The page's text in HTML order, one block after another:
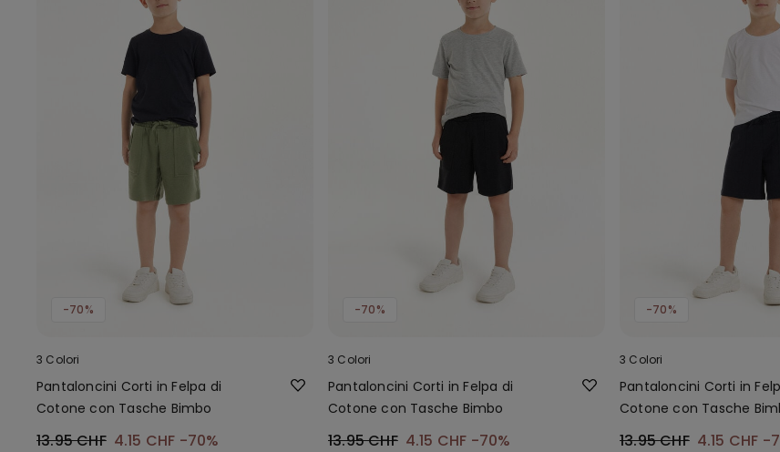
-70%
3 Colori
Pantaloncini Corti in Felpa di
Cotone con Tasche Bimbo
13.95 CHF 4.15 CHF -70%
-70%
3 Colori
Pantaloncini Corti in Felpa di
Cotone con Tasche Bimbo
13.95 CHF 4.15 CHF -70%
-70%
3 Colori
Pantaloncini Corti in
Cotone con Tasche
13.95 CHF 4.15 CHF -